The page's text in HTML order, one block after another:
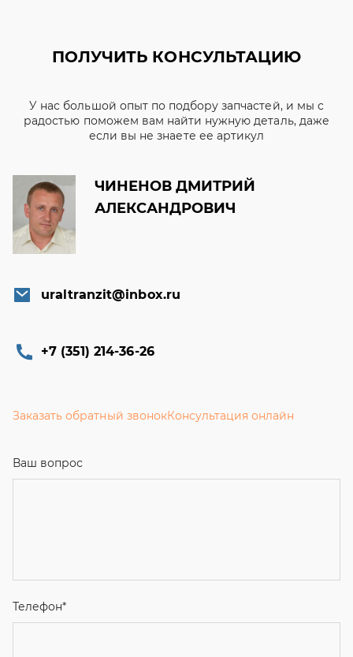
ПОЛУЧИТЬ КОНСУЛЬТАЦИЮ
У нас большой опыт по подбору запчастей, и мы с
радостью поможем вам найти нужную деталь, даже
если вы не знаете ее артикул
ЧИНЕНОВ ДМИТРИЙ
АЛЕКСАНДРОВИЧ
uraltranzit@inbox.ru
+7 (351) 214-36-26
Заказать обратный звонокКонсультация онлайн
Ваш вопрос